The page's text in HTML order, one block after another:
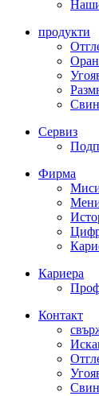
продукти
Сервиз
Фирма
Кариера
Контакт